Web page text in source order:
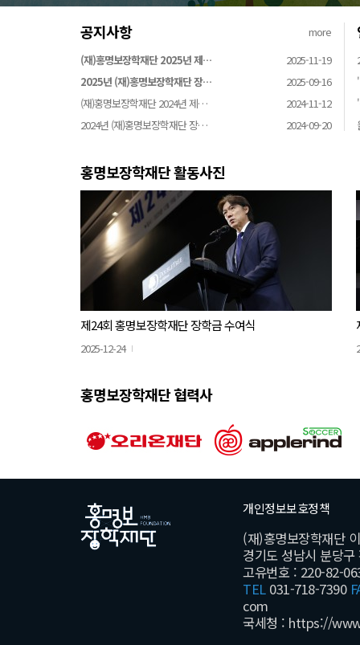
공지사항
more
(재)홍명보장학재단 2025년 제…
2025-11-19
2025년 (재)홍명보장학재단 장…
2025-09-16
(재)홍명보장학재단 2024년 제…
2024-11-12
2024년 (재)홍명보장학재단 장…
2024-09-20
홍명보장학재단 활동사진
제24회 홍명보장학재단 장학금 수여식
2025-12-24
홍명보장학재단 협력사
개인정보보호정책
(재)홍명보장학재단
경기도 성남시 분당
고유번호 : 220-82-
TEL031-718-7390
com
국세청 : https://